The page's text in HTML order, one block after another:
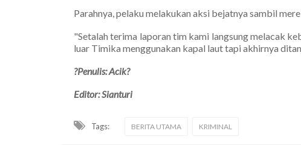
Parahnya, pelaku melakukan aksi bejatnya sambil
"Setalah terima laporan tim kami langsung melacak
luar Timika menggunakan kapal laut tapi akhirnya
?Penulis: Acik?
Editor: Sianturi
Tags: BERITA UTAMA KRIMINAL